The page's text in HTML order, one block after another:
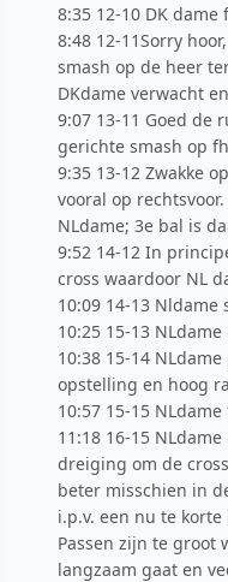
8:35 12-10 DK dame
8:48 12-11Sorry
smash op de heer
DKdame verwacht
9:07 13-11 Goed de
gerichte smash op
9:35 13-12 Zwakke
vooral op
NLdame; 3e bal is
9:52 14-12 In
cross waardoor NL
10:09 14-13 Nldame
10:25 15-13
10:38 15-14
opstelling en hoog
10:57 15-15
11:18 16-15
dreiging om de
beter misschien in
i.p.v. een nu te
Passen zijn te groot
langzaam gaat en